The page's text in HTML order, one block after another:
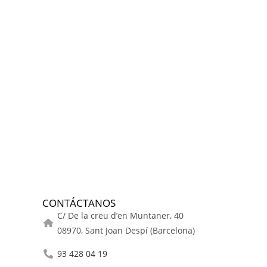
CONTÁCTANOS
C/ De la creu d’en Muntaner, 40
08970, Sant Joan Despí (Barcelona)
93 428 04 19